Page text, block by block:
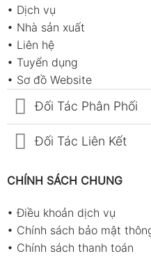
Đo hồng ngoại tuy đơn
tác để tránh sai số:
Giữ máy
đo
Đảm bảo
ghi nhận nhiệt độ
độ chính xác
Lưu ý: Không đo xuyên
• Dịch vụ
• Nhà sản xuất
• Liên hệ
• Tuyển dụng
• Sơ đồ Website
Đối Tác Phân Phối
Đối Tác Liên Kết
CHÍNH SÁCH CHUNG
•Điều khoản dịch vụ
• Chính sách bảo mật
• Chính sách thanh toán